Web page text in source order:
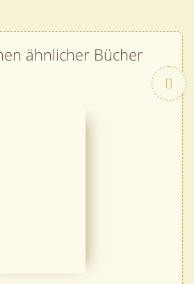
ähnlicher Bücher